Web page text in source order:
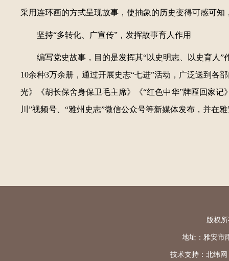
采用连环画的方式呈现故事，使抽象的历史变得可感可知
坚持“多转化、广宣传”，发挥故事育人作用
编写党史故事，目的是发挥其“以史明志、以史育人
10余种3万余册，通过开展史志“七进”活动，广泛送到
光》《胡长保舍身保卫毛主席》《“红色中华”牌匾回家
川”视频号、“雅州史志”微信公众号等新媒体发布，并在
版权
地址：雅安市
技术支持： 北纬网